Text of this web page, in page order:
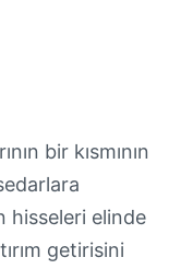
bir kısmının
hisseleri elinde
getirisini